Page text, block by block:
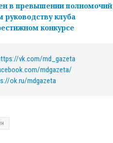
в превышении полномочий
клуба
конкурсе
vk.com/md_gazeta
mdgazeta/
ok.ru/mdgazeta